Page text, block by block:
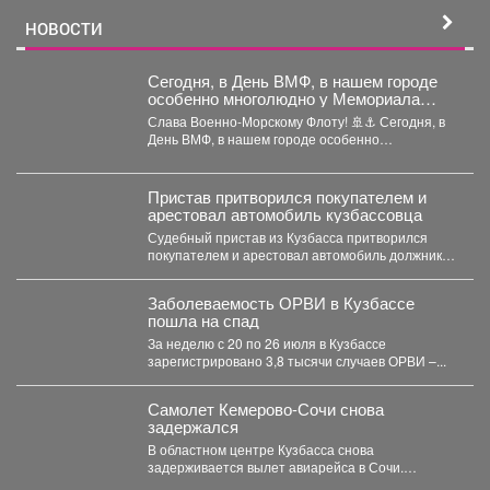
#дорогистолицыКуZбасса
НОВОСТИ
Сегодня, в День ВМФ, в нашем городе
особенно многолюдно у Мемориала
Славы.
Слава Военно-Морскому Флоту! 🚢⚓️ Сегодня, в
День ВМФ, в нашем городе особенно
Пристав притворился покупателем и
арестовал автомобиль кузбассовца
Судебный пристав из Кузбасса притворился
покупателем и арестовал автомобиль должника
Заболеваемость ОРВИ в Кузбассе
пошла на спад
За неделю с 20 по 26 июля в Кузбассе
зарегистрировано 3,8 тысячи случаев ОРВИ –...
Самолет Кемерово-Сочи снова
задержался
В областном центре Кузбасса снова
задерживается вылет авиарейса в Сочи.